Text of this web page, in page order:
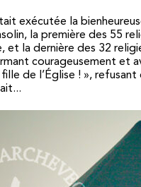
exécutée la
la première des 55
et la dernière des 32
courageusement et
fille de l’Église ! »,